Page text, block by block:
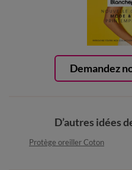
Demandez
D’autres idées
Protège oreiller Coton